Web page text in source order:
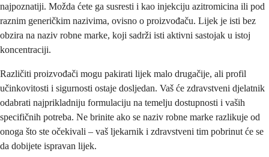
najpoznatiji. Možda ćete ga susresti i kao injekciju azitromicina ili pod
raznim generičkim nazivima, ovisno o proizvođaču. Lijek je isti bez
obzira na naziv robne marke, koji sadrži isti aktivni sastojak u istoj
koncentraciji.
Različiti proizvođači mogu pakirati lijek malo drugačije, ali profil
učinkovitosti i sigurnosti ostaje dosljedan. Vaš će zdravstveni djelatnik
odabrati najprikladniju formulaciju na temelju dostupnosti i vaših
specifičnih potreba. Ne brinite ako se naziv robne marke razlikuje od
onoga što ste očekivali – vaš ljekarnik i zdravstveni tim pobrinut će se
da dobijete ispravan lijek.